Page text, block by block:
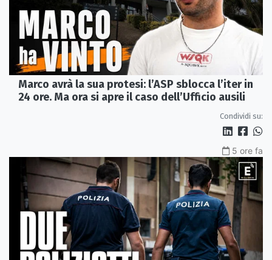
Marco avrà la sua protesi: l’ASP sblocca l’iter in
24 ore. Ma ora si apre il caso dell’Ufficio ausili
Condividi su:
5 ore fa